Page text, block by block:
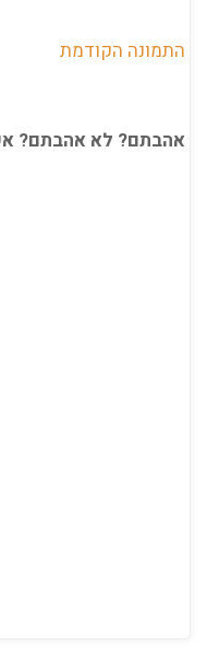
התמונה הקודמת
אהבתם? לא אהבתם?